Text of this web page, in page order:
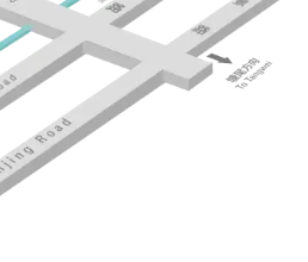
）、寿屋（Kotobukiya）、
（德国慧鱼）、
代南梦宫（Bandai Namco）、